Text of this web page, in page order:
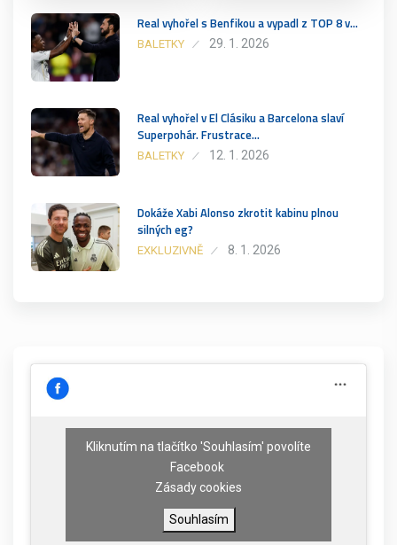
Real vyhořel s Benfikou a vypadl z TOP 8 v…
BALETKY 29. 1. 2026
Real vyhořel v El Clásiku a Barcelona slaví
Superpohár. Frustrace…
BALETKY 12. 1. 2026
Dokáže Xabi Alonso zkrotit kabinu plnou
silných eg?
EXKLUZIVNĚ 8. 1. 2026
Kliknutím na tlačítko 'Souhlasím' povolíte
Facebook
Zásady cookies
Souhlasím